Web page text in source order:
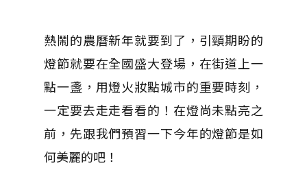
熱鬧的農曆新年就要到了，引頸期盼的
燈節就要在全國盛大登場，在街道上一
點一盞，用燈火妝點城市的重要時刻，
一定要去走走看看的！在燈尚未點亮之
前，先跟我們預習一下今年的燈節是如
何美麗的吧！